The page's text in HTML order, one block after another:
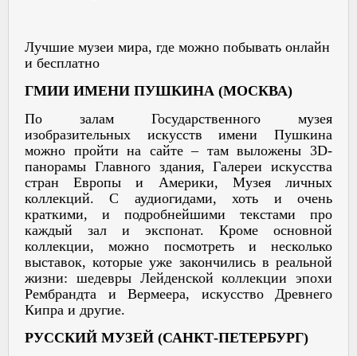
Лучшие музеи мира, где можно побывать онлайн
и бесплатно
ГМИИ ИМЕНИ ПУШКИНА (МОСКВА)
По залам Государственного музея
изобразительных искусств имени Пушкина
можно пройти на сайте – там выложены 3D-
панорамы Главного здания, Галереи искусства
стран Европы и Америки, Музея личных
коллекций. С аудиогидами, хоть и очень
краткими, и подробнейшими текстами про
каждый зал и экспонат. Кроме основной
коллекции, можно посмотреть и несколько
выставок, которые уже закончились в реальной
жизни: шедевры Лейденской коллекции эпохи
Рембрандта и Вермеера, искусство Древнего
Кипра и другие.
РУССКИЙ МУЗЕЙ (САНКТ-ПЕТЕРБУРГ)